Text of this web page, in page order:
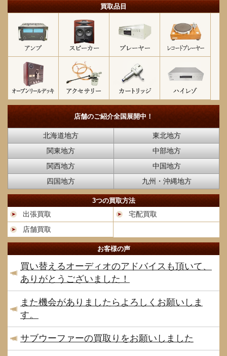
買取品目
店舗のご紹介全国展開中！
北海道地方
東北地方
関東地方
中部地方
関西地方
中国地方
四国地方
九州・沖縄地方
3つの買取方法
出張買取
宅配買取
店舗買取
お客様の声
買い替えるオーディオのアドバイスも頂いて、
ありがとうございました！
また機会がありましたらよろしくお願いしま
す。
サブウーファーの買取りをお願いしました